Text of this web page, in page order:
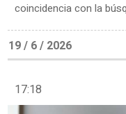
coincidencia con la
19 / 6 / 2026
17:18